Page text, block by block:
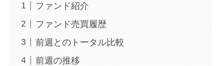
ファンド紹介
ファンド売買履歴
前週とのトータル比較
前週の推移